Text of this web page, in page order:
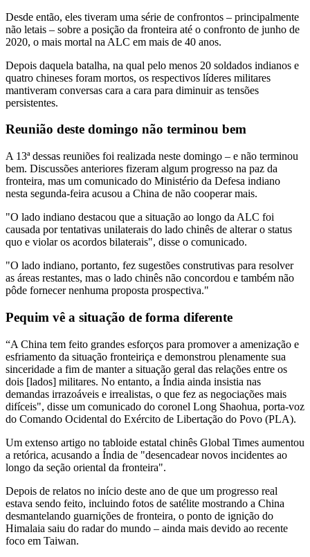
Desde então, eles tiveram uma série de confrontos – principalmente
não letais – sobre a posição da fronteira até o confronto de junho de
2020, o mais mortal na ALC em mais de 40 anos.
Depois daquela batalha, na qual pelo menos 20 soldados indianos e
quatro chineses foram mortos, os respectivos líderes militares
mantiveram conversas cara a cara para diminuir as tensões
persistentes.
Reunião deste domingo não terminou bem
A 13ª dessas reuniões foi realizada neste domingo – e não terminou
bem. Discussões anteriores fizeram algum progresso na paz da
fronteira, mas um comunicado do Ministério da Defesa indiano
nesta segunda-feira acusou a China de não cooperar mais.
"O lado indiano destacou que a situação ao longo da ALC foi
causada por tentativas unilaterais do lado chinês de alterar o status
quo e violar os acordos bilaterais", disse o comunicado.
"O lado indiano, portanto, fez sugestões construtivas para resolver
as áreas restantes, mas o lado chinês não concordou e também não
pôde fornecer nenhuma proposta prospectiva."
Pequim vê a situação de forma diferente
“A China tem feito grandes esforços para promover a amenização e
esfriamento da situação fronteiriça e demonstrou plenamente sua
sinceridade a fim de manter a situação geral das relações entre os
dois [lados] militares. No entanto, a Índia ainda insistia nas
demandas irrazoáveis ​​e irrealistas, o que fez as negociações mais
difíceis", disse um comunicado do coronel Long Shaohua, porta-voz
do Comando Ocidental do Exército de Libertação do Povo (PLA).
Um extenso artigo no tabloide estatal chinês Global Times aumentou
a retórica, acusando a Índia de "desencadear novos incidentes ao
longo da seção oriental da fronteira".
Depois de relatos no início deste ano de que um progresso real
estava sendo feito, incluindo fotos de satélite mostrando a China
desmantelando guarnições de fronteira, o ponto de ignição do
Himalaia saiu do radar do mundo – ainda mais devido ao recente
foco em Taiwan.